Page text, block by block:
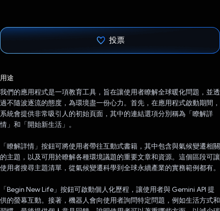
投票
用途
我們的應用程式是一項教育工具，旨在讓使用者瞭解全球暖化問題，並透
過不隨波逐流的態度，為環境盡一份心力。首先，在應用程式啟動期間，
系統會提供非常吸引人的初始頁面，其中的連結選項分別稱為「瞭解詳
情」和「開始新生活」。
「瞭解詳情」按鈕可將使用者帶往互動式書籍，其中包含與氣候變遷相關
的主題，以及可用於瞭解各種環境議題的重要文章和資源。這個區段可讓
使用者搜尋主題清單，從氣候變遷科學到全球永續產業的實務範例都有。
「Begin New Life」按鈕可啟動個人化歷程，讓使用者與 Gemini API 提
供的螢幕互動。接著，機器人會向使用者詢問特定問題，例如生活方式和